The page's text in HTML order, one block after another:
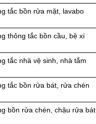
tắc bồn rửa mặt, lavabo
thông tắc bồn cầu, bệ xí
tắc nhà vệ sinh, nhà tắm
tắc bồn rửa bát, rửa chén
bồn rửa chén, chậu rửa bát